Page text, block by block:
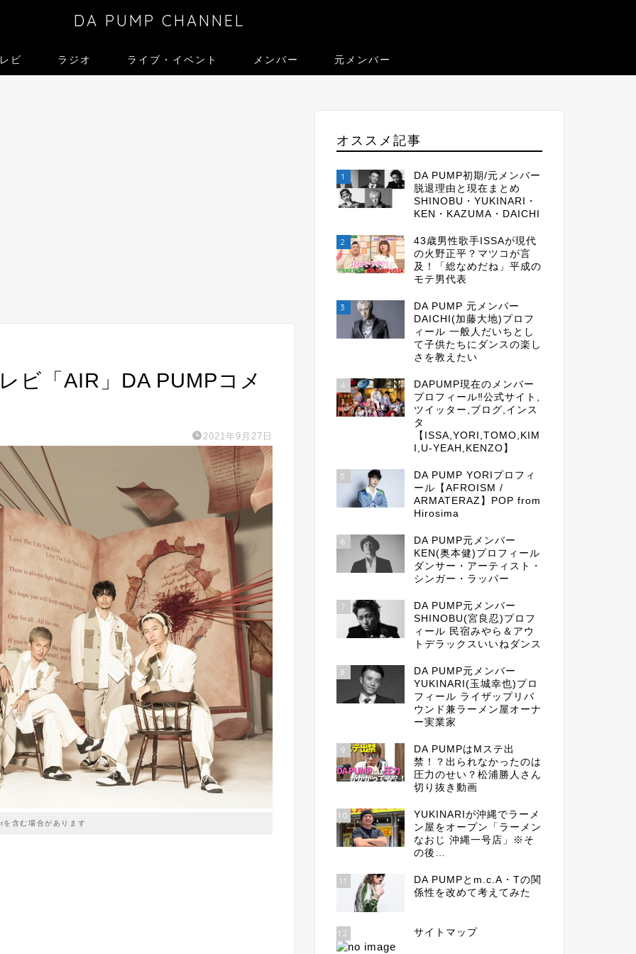
DA PUMP CHANNEL
ビ ラジオ ライブ・イベント メンバー 元メンバー
ビ「AIR」DA PUMPコメ
2021年9月27日
を含む場合があります
オススメ記事
1
DA PUMP初期/元メンバー
脱退理由と現在まとめ
SHINOBU・YUKINARI・
KEN・KAZUMA・DAICHI
2
43歳男性歌手ISSAが現代
の火野正平？マツコが言
及！「総なめだね」平成の
モテ男代表
3
DA PUMP 元メンバー
DAICHI(加藤大地)プロフ
ィール 一般人だいちとし
て子供たちにダンスの楽し
さを教えたい
4
DAPUMP現在のメンバー
プロフィール‼公式サイト,
ツイッター,ブログ,インス
タ
【ISSA,YORI,TOMO,KIM
I,U-YEAH,KENZO】
5
DA PUMP YORIプロフィ
ール【AFROISM /
ARMATERAZ】POP from
Hirosima
6
DA PUMP元メンバー
KEN(奥本健)プロフィール
ダンサー・アーティスト・
シンガー・ラッパー
7
DA PUMP元メンバー
SHINOBU(宮良忍)プロフ
ィール 民宿みやら＆アウ
トデラックスいいねダンス
8
DA PUMP元メンバー
YUKINARI(玉城幸也)プロ
フィール ライザップリバ
ウンド兼ラーメン屋オーナ
ー実業家
9
DA PUMPはMステ出
禁！？出られなかったのは
圧力のせい？松浦勝人さん
切り抜き動画
10
YUKINARIが沖縄でラーメ
ン屋をオープン「ラーメン
なおじ 沖縄一号店」※そ
の後…
11
DA PUMPとm.c.A・Tの関
係性を改めて考えてみた
12 サイトマップ